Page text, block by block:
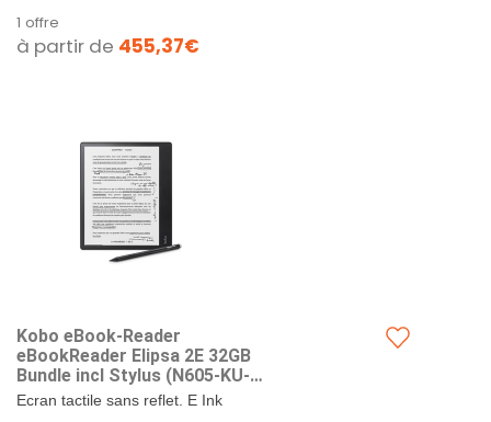
E Ink Technology | 32 GB of
Storage
Comprend la liseuse Kobo Elipsa,
le stylet Kobo et la SleepCover....
1 offre
à partir de 455,37€
Kobo eBook-Reader
eBookReader Elipsa 2E 32GB
Bundle incl Stylus (N605-KU-
BK-K-BU) (N605KUBKKBU)
Ecran tactile sans reflet. E Ink